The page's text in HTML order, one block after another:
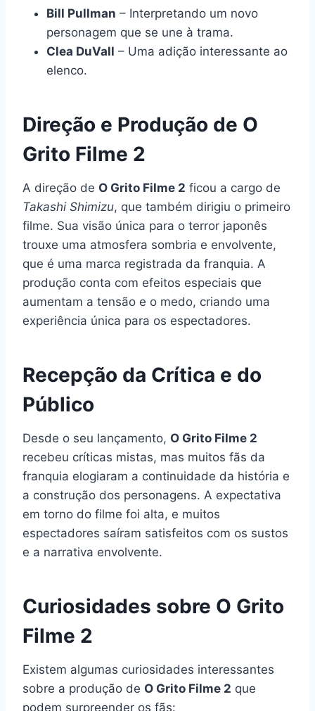
Bill Pullman – Interpretando um novo
personagem que se une à trama.
Clea DuVall – Uma adição interessante ao
elenco.
Direção e Produção de O
Grito Filme 2
A direção de O Grito Filme 2 ficou a cargo de
Takashi Shimizu, que também dirigiu o primeiro
filme. Sua visão única para o terror japonês
trouxe uma atmosfera sombria e envolvente,
que é uma marca registrada da franquia. A
produção conta com efeitos especiais que
aumentam a tensão e o medo, criando uma
experiência única para os espectadores.
Recepção da Crítica e do
Público
Desde o seu lançamento, O Grito Filme 2
recebeu críticas mistas, mas muitos fãs da
franquia elogiaram a continuidade da história e
a construção dos personagens. A expectativa
em torno do filme foi alta, e muitos
espectadores saíram satisfeitos com os sustos
e a narrativa envolvente.
Curiosidades sobre O Grito
Filme 2
Existem algumas curiosidades interessantes
sobre a produção de O Grito Filme 2 que
podem surpreender os fãs: